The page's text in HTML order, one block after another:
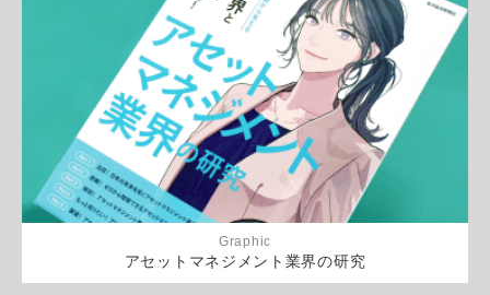
Graphic
アセットマネジメント業界の研究